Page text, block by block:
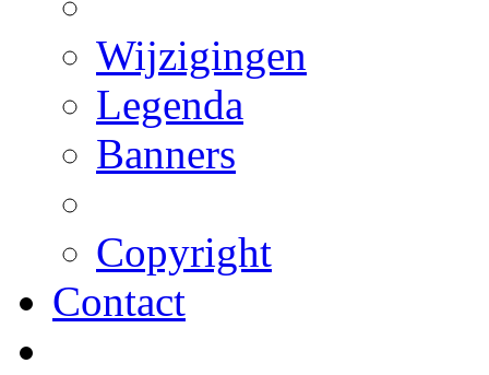
Wijzigingen
Legenda
Banners
Copyright
Contact